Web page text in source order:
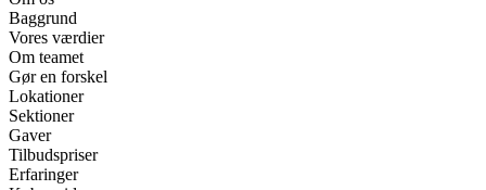
Baggrund
Vores værdier
Om teamet
Gør en forskel
Lokationer
Sektioner
Gaver
Tilbudspriser
Erfaringer